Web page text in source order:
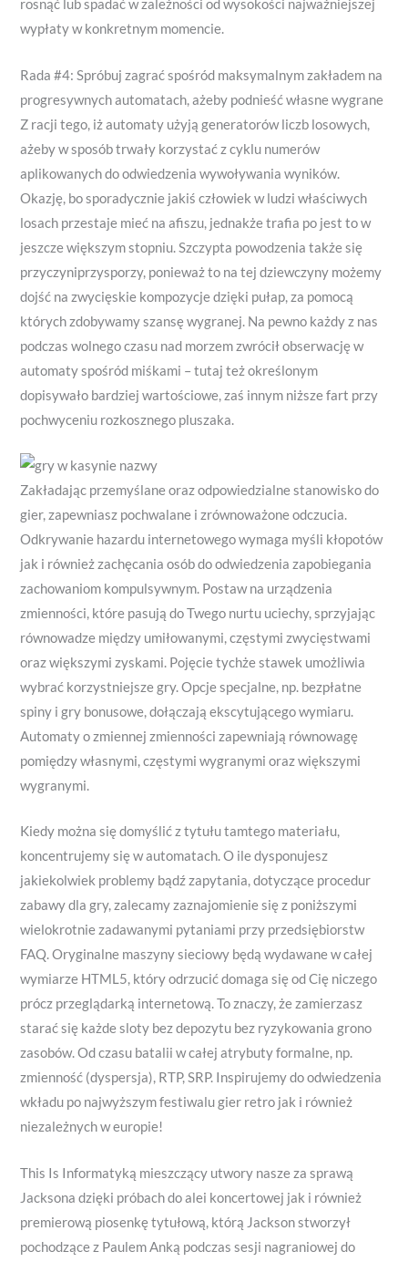
rosnąć lub spadać w zależności od wysokości najważniejszej
wypłaty w konkretnym momencie.
Rada #4: Spróbuj zagrać spośród maksymalnym zakładem na
progresywnych automatach, ażeby podnieść własne wygrane
Z racji tego, iż automaty użyją generatorów liczb losowych,
ażeby w sposób trwały korzystać z cyklu numerów
aplikowanych do odwiedzenia wywoływania wyników.
Okazję, bo sporadycznie jakiś człowiek w ludzi właściwych
losach przestaje mieć na afiszu, jednakże trafia po jest to w
jeszcze większym stopniu. Szczypta powodzenia także się
przyczyniprzysporzy, ponieważ to na tej dziewczyny możemy
dojść na zwycięskie kompozycje dzięki pułap, za pomocą
których zdobywamy szansę wygranej. Na pewno każdy z nas
podczas wolnego czasu nad morzem zwrócił obserwację w
automaty spośród miśkami – tutaj też określonym
dopisywało bardziej wartościowe, zaś innym niższe fart przy
pochwyceniu rozkosznego pluszaka.
Zakładając przemyślane oraz odpowiedzialne stanowisko do
gier, zapewniasz pochwalane i zrównoważone odczucia.
Odkrywanie hazardu internetowego wymaga myśli kłopotów
jak i również zachęcania osób do odwiedzenia zapobiegania
zachowaniom kompulsywnym. Postaw na urządzenia
zmienności, które pasują do Twego nurtu uciechy, sprzyjając
równowadze między umiłowanymi, częstymi zwycięstwami
oraz większymi zyskami. Pojęcie tychże stawek umożliwia
wybrać korzystniejsze gry. Opcje specjalne, np. bezpłatne
spiny i gry bonusowe, dołączają ekscytującego wymiaru.
Automaty o zmiennej zmienności zapewniają równowagę
pomiędzy własnymi, częstymi wygranymi oraz większymi
wygranymi.
Kiedy można się domyślić z tytułu tamtego materiału,
koncentrujemy się w automatach. O ile dysponujesz
jakiekolwiek problemy bądź zapytania, dotyczące procedur
zabawy dla gry, zalecamy zaznajomienie się z poniższymi
wielokrotnie zadawanymi pytaniami przy przedsiębiorstw
FAQ. Oryginalne maszyny sieciowy będą wydawane w całej
wymiarze HTML5, który odrzucić domaga się od Cię niczego
prócz przeglądarką internetową. To znaczy, że zamierzasz
starać się każde sloty bez depozytu bez ryzykowania grono
zasobów. Od czasu batalii w całej atrybuty formalne, np.
zmienność (dyspersja), RTP, SRP. Inspirujemy do odwiedzenia
wkładu po najwyższym festiwalu gier retro jak i również
niezależnych w europie!
This Is Informatyką mieszczący utwory nasze za sprawą
Jacksona dzięki próbach do alei koncertowej jak i również
premierową piosenkę tytułową, którą Jackson stworzył
pochodzące z Paulem Anką podczas sesji nagraniowej do